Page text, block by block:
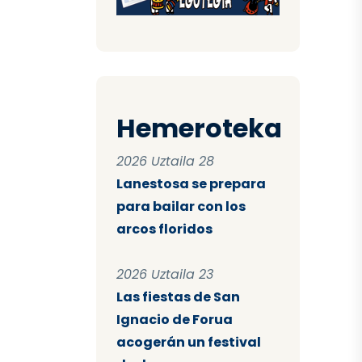
Hemeroteka
2026 Uztaila 28
Lanestosa se prepara
para bailar con los
arcos floridos
2026 Uztaila 23
Las fiestas de San
Ignacio de Forua
acogerán un festival